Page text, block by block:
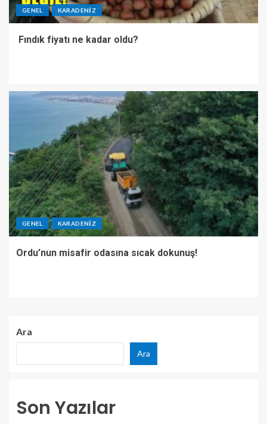
GENEL KARADENIZ
Fındık fiyatı ne kadar oldu?
GENEL KARADENIZ
Ordu’nun misafir odasına sıcak dokunuş!
Ara
Ara
Son Yazılar